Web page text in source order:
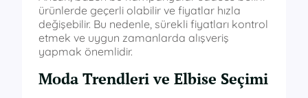
ürünlerde geçerli olabilir ve fiyatlar hızla
değişebilir. Bu nedenle, sürekli fiyatları kontrol
etmek ve uygun zamanlarda alışveriş
yapmak önemlidir.
Moda Trendleri ve Elbise Seçimi